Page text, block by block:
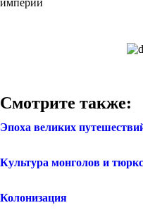
Смотрите также:
Эпоха великих
Культура монголов и
Колонизация